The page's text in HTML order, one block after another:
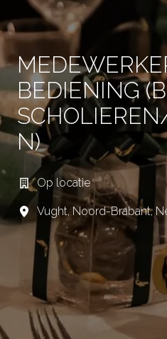
BEDIENING
N)
Op locatie
Vught, Noord-Brabant,